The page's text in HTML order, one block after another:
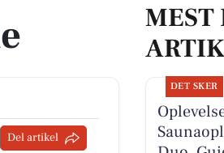
Del artikel
DET SKER